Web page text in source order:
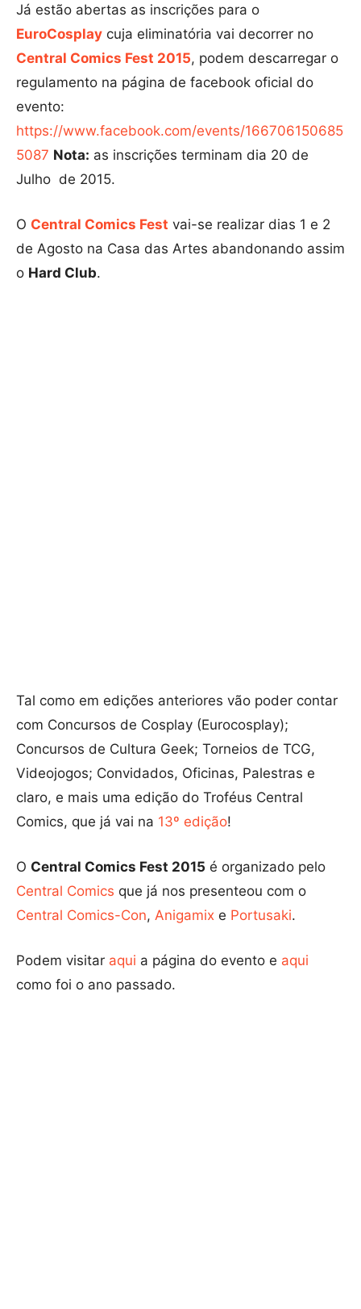
Já estão abertas as inscrições para o
EuroCosplay cuja eliminatória vai decorrer no
Central Comics Fest 2015, podem descarregar o
regulamento na página de facebook oficial do
evento:
https://www.facebook.com/events/166706150685
5087 Nota: as inscrições terminam dia 20 de
Julho de 2015.
O Central Comics Fest vai-se realizar dias 1 e 2
de Agosto na Casa das Artes abandonando assim
o Hard Club.
Tal como em edições anteriores vão poder contar
com Concursos de Cosplay (Eurocosplay);
Concursos de Cultura Geek; Torneios de TCG,
Videojogos; Convidados, Oficinas, Palestras e
claro, e mais uma edição do Troféus Central
Comics, que já vai na 13º edição!
O Central Comics Fest 2015 é organizado pelo
Central Comics que já nos presenteou com o
Central Comics-Con, Anigamix e Portusaki.
Podem visitar aqui a página do evento e aqui
como foi o ano passado.